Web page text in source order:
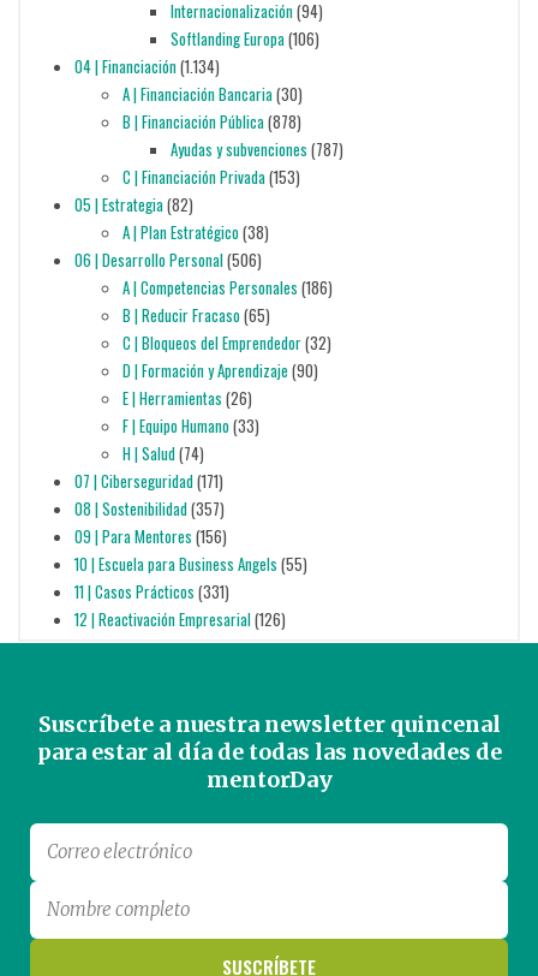
Internacionalización(94)
Softlanding Europa(106)
04 | Financiación(1.134)
A | Financiación Bancaria(30)
B | Financiación Pública(878)
Ayudas y subvenciones (787)
C | Financiación Privada(153)
05 | Estrategia(82)
A | Plan Estratégico(38)
06 | Desarrollo Personal(506)
A | Competencias Personales (186)
B | Reducir Fracaso(65)
C | Bloqueos del Emprendedor(32)
D | Formación y Aprendizaje (90)
E | Herramientas (26)
F | Equipo Humano(33)
H | Salud(74)
07 | Ciberseguridad(171)
08 | Sostenibilidad(357)
09 | Para Mentores (156)
10 | Escuela para Business Angels (55)
11 | Casos Prácticos (331)
12 | Reactivación Empresarial(126)
Suscríbete a nuestra newsletter quincenal
para estar al día de todas las novedades de
mentorDay